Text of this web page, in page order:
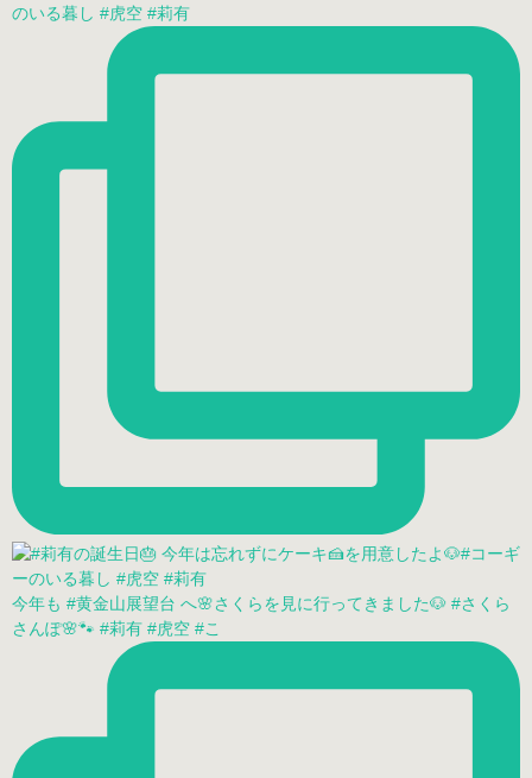
のいる暮し #虎空 #莉有
今年も #黄金山展望台 へ🌸さくらを見に行ってきました🐶 #さくら
さんぽ🌸🐾 #莉有 #虎空 #こ